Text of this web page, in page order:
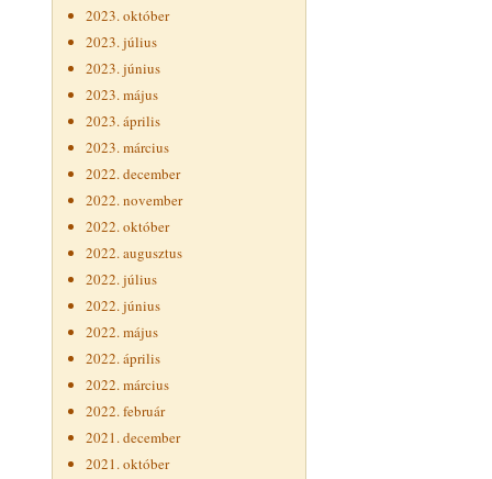
2023. október
2023. július
2023. június
2023. május
2023. április
2023. március
2022. december
2022. november
2022. október
2022. augusztus
2022. július
2022. június
2022. május
2022. április
2022. március
2022. február
2021. december
2021. október